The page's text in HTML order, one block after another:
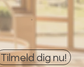
0
Tilmeld dig nu!